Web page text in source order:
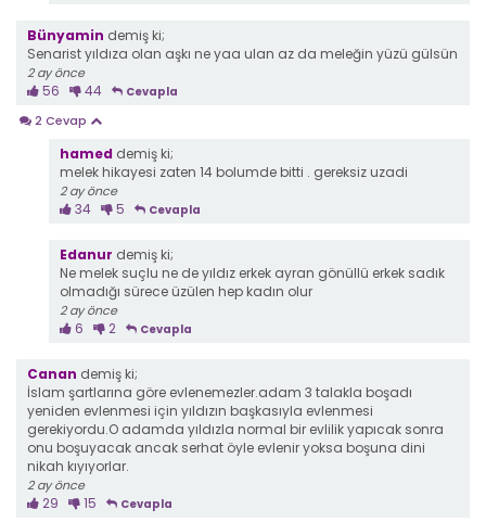
Bünyamin demiş ki;
Senarist yıldıza olan aşkı ne yaa ulan az da meleğin yüzü gülsün
2 ay önce
56 44 Cevapla
2 Cevap
hamed demiş ki;
melek hikayesi zaten 14 bolumde bitti . gereksiz uzadi
2 ay önce
34 5 Cevapla
Edanur demiş ki;
Ne melek suçlu ne de yıldız erkek ayran gönüllü erkek sadık
olmadığı sürece üzülen hep kadın olur
2 ay önce
6 2 Cevapla
Canan demiş ki;
İslam şartlarına göre evlenemezler.adam 3 talakla boşadı
yeniden evlenmesi için yıldızın başkasıyla evlenmesi
gerekiyordu.O adamda yıldızla normal bir evlilik yapıcak sonra
onu boşuyacak ancak serhat öyle evlenir yoksa boşuna dini
nikah kıyıyorlar.
2 ay önce
29 15 Cevapla